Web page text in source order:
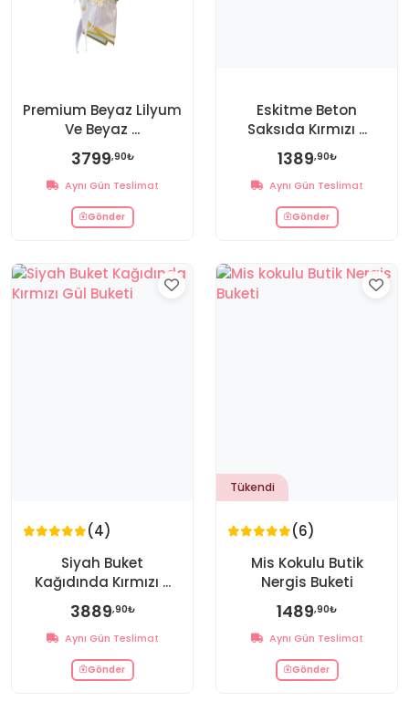
Premium Beyaz Lilyum
Ve Beyaz ...
3799,90₺
Aynı Gün Teslimat
Gönder
Eskitme Beton
Saksıda Kırmızı ...
1389,90₺
Aynı Gün Teslimat
Gönder
(4)
Siyah Buket
Kağıdında Kırmızı ...
3889,90₺
Aynı Gün Teslimat
Gönder
Tükendi
(6)
Mis Kokulu Butik
Nergis Buketi
1489,90₺
Aynı Gün Teslimat
Gönder